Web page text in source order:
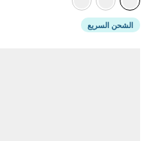
الشحن السريع